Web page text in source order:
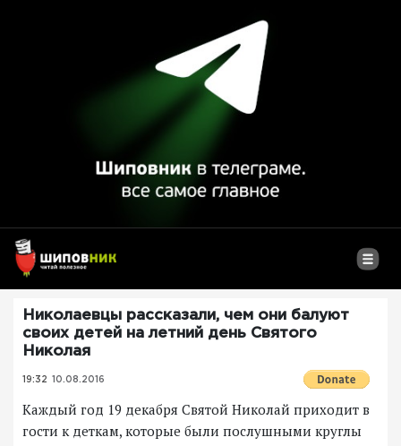
Николаевцы рассказали, чем они балуют
своих детей на летний день Святого
Николая
19:32 10.08.2016
Каждый год 19 декабря Святой Николай приходит в
гости к деткам, которые были послушными круглы